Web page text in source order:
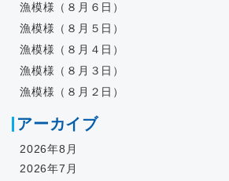
漁模様（８月６日）
漁模様（８月５日）
漁模様（８月４日）
漁模様（８月３日）
漁模様（８月２日）
アーカイブ
2026年8月
2026年7月